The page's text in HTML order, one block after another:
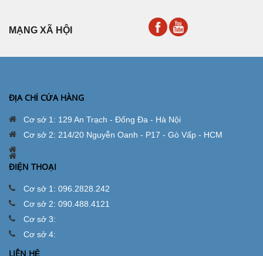
MẠNG XÃ HỘI
ĐỊA CHỈ CỬA HÀNG
Cơ sở 1: 129 An Trạch - Đống Đa - Hà Nội
Cơ sở 2: 214/20 Nguyễn Oanh - P17 - Gò Vấp - HCM
ĐIỆN THOẠI
Cơ sở 1: 096.2828.242
Cơ sở 2: 090.488.4121
Cơ sở 3:
Cơ sở 4:
LIÊN HỆ